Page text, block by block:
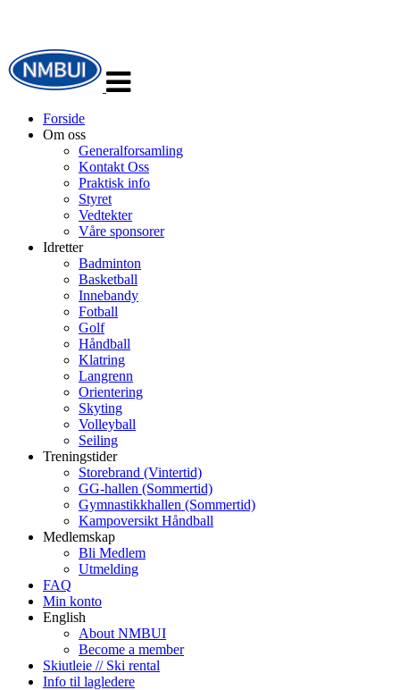
navigasjon
Forside
Om oss
Generalforsamling
Kontakt Oss
Praktisk info
Styret
Vedtekter
Våre sponsorer
Idretter
Badminton
Basketball
Innebandy
Fotball
Golf
Håndball
Klatring
Langrenn
Orientering
Skyting
Volleyball
Seiling
Treningstider
Storebrand (Vintertid)
GG-hallen (Sommertid)
Gymnastikkhallen (Sommertid)
Kampoversikt Håndball
Medlemskap
Bli Medlem
Utmelding
FAQ
Min konto
English
About NMBUI
Become a member
Skiutleie // Ski rental
Info til lagledere